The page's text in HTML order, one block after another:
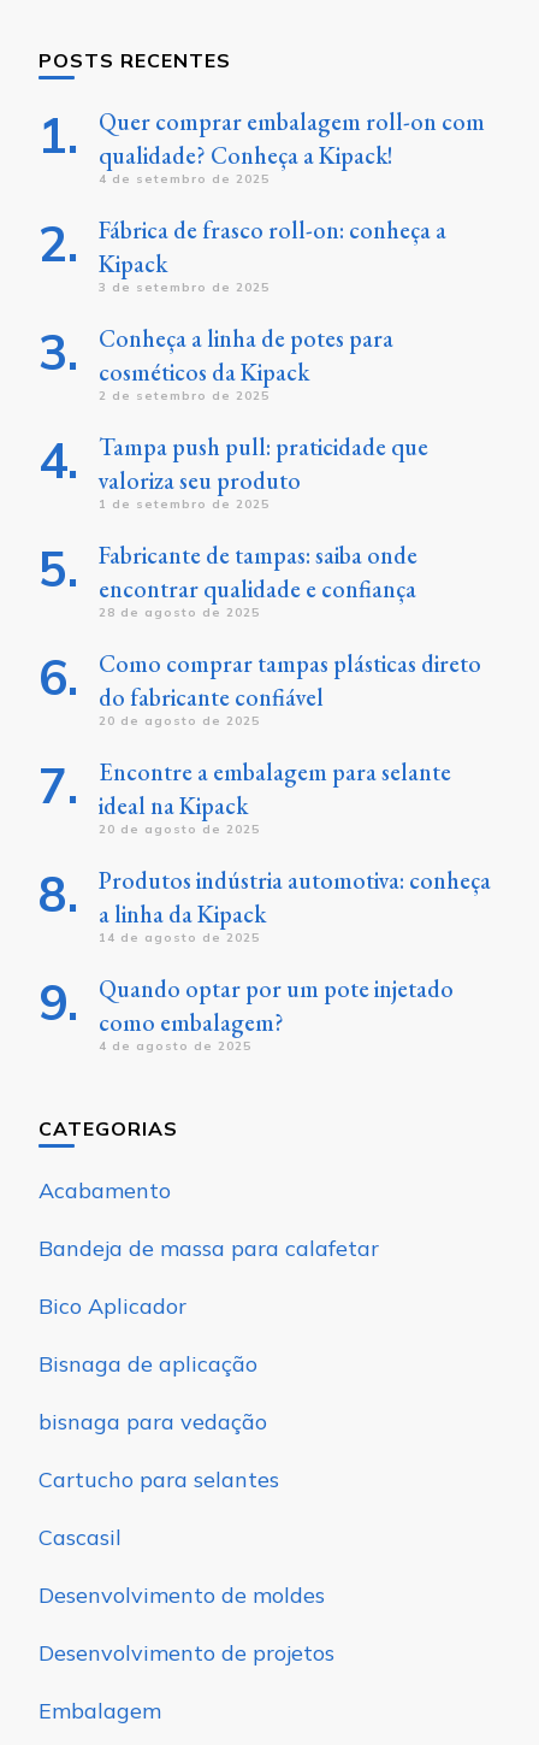
POSTS RECENTES
Quer comprar embalagem roll-on com
qualidade? Conheça a Kipack!
4 de setembro de 2025
Fábrica de frasco roll-on: conheça a
Kipack
3 de setembro de 2025
Conheça a linha de potes para
cosméticos da Kipack
2 de setembro de 2025
Tampa push pull: praticidade que
valoriza seu produto
1 de setembro de 2025
Fabricante de tampas: saiba onde
encontrar qualidade e confiança
28 de agosto de 2025
Como comprar tampas plásticas direto
do fabricante confiável
20 de agosto de 2025
Encontre a embalagem para selante
ideal na Kipack
20 de agosto de 2025
Produtos indústria automotiva: conheça
a linha da Kipack
14 de agosto de 2025
Quando optar por um pote injetado
como embalagem?
4 de agosto de 2025
CATEGORIAS
Acabamento
Bandeja de massa para calafetar
Bico Aplicador
Bisnaga de aplicação
bisnaga para vedação
Cartucho para selantes
Cascasil
Desenvolvimento de moldes
Desenvolvimento de projetos
Embalagem